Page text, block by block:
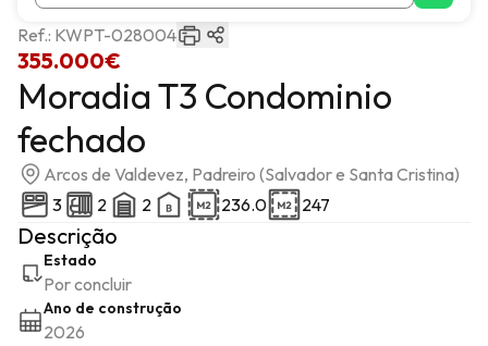
355.000€
Ref.: KWPT-028004
Moradia T3 Condominio
fechado
Arcos de Valdevez, Padreiro (Salvador e Santa Cristina)
3
2 2 236.0 247
Descrição
Estado
Por concluir
Ano de construção
2026